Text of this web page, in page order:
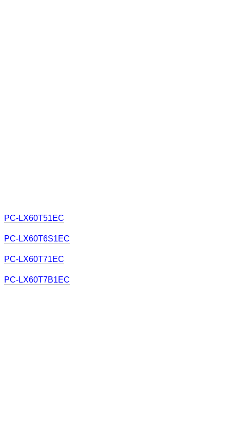
PC-LX60T51EC
PC-LX60T6S1EC
PC-LX60T71EC
PC-LX60T7B1EC